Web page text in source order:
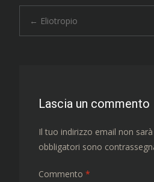
← Eliotropio
Lascia un commento
Il tuo indirizzo email non
obbligatori sono
Commento *